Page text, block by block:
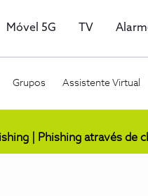
Móvel 5G TV
Grupos Assistente Virtual
| Phishing através de